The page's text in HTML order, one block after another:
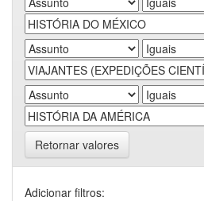
Retornar valores
Adicionar filtros: